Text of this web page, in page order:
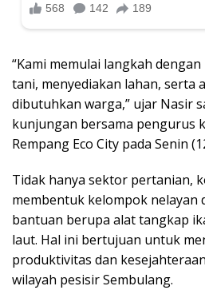
“Kami memulai langkah
tani, menyediakan lahan, serta
dibutuhkan warga,” ujar Nasir
kunjungan bersama pengurus
Rempang Eco City pada Senin
Tidak hanya sektor pertanian,
membentuk kelompok nelayan
bantuan berupa alat tangkap
laut. Hal ini bertujuan untuk
produktivitas dan
wilayah pesisir Sembulang.